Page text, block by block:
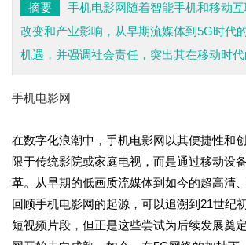
摘要
手机电影网随着智能手机和移动
改变和产业影响，从早期流媒体到5G时代
机遇，并强调社会责任，突出其在移动时代
手机电影网
在数字化浪潮中，手机电影网以其便捷性和
限于传统影院或家庭电视，而是通过移动设
革。从早期的低画质流媒体到如今的超高清
回顾手机电影网的起源，可以追溯到21世纪
短视频片段，但正是这些尝试为后续发展奠